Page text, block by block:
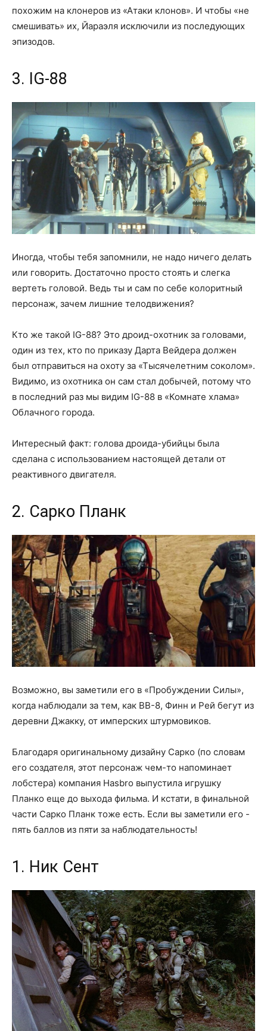
похожим на клонеров из «Атаки клонов». И чтобы «не
смешивать» их, Йараэля исключили из последующих
эпизодов.
3. IG-88
Иногда, чтобы тебя запомнили, не надо ничего делать
или говорить. Достаточно просто стоять и слегка
вертеть головой. Ведь ты и сам по себе колоритный
персонаж, зачем лишние телодвижения?
Кто же такой IG-88? Это дроид-охотник за головами,
один из тех, кто по приказу Дарта Вейдера должен
был отправиться на охоту за «Тысячелетним соколом».
Видимо, из охотника он сам стал добычей, потому что
в последний раз мы видим IG-88 в «Комнате хлама»
Облачного города.
Интересный факт: голова дроида-убийцы была
сделана с использованием настоящей детали от
реактивного двигателя.
2. Сарко Планк
Возможно, вы заметили его в «Пробуждении Силы»,
когда наблюдали за тем, как BB-8, Финн и Рей бегут из
деревни Джакку, от имперских штурмовиков.
Благодаря оригинальному дизайну Сарко (по словам
его создателя, этот персонаж чем-то напоминает
лобстера) компания Hasbro выпустила игрушку
Планко еще до выхода фильма. И кстати, в финальной
части Сарко Планк тоже есть. Если вы заметили его -
пять баллов из пяти за наблюдательность!
1. Ник Сент